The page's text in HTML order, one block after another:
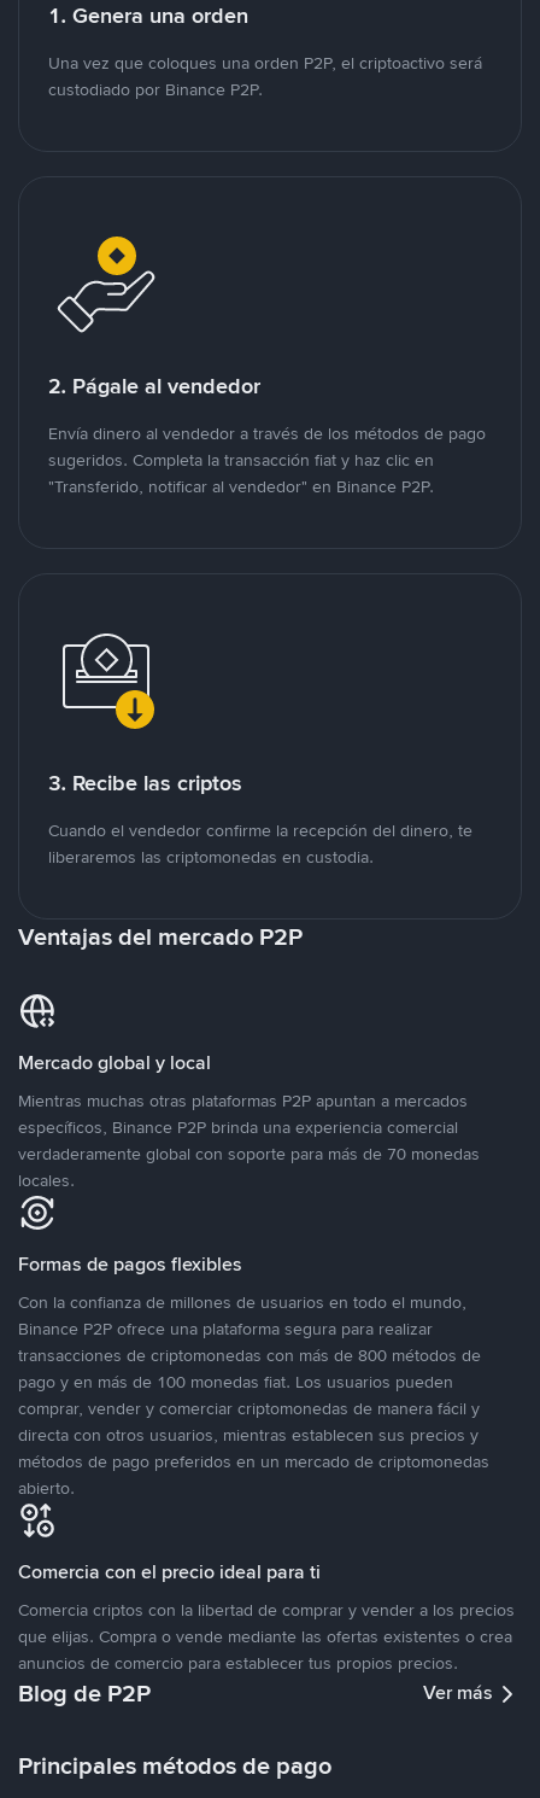
1. Genera una orden
Una vez que coloques una orden P2P, el criptoactivo será
custodiado por Binance P2P.
2. Págale al vendedor
Envía dinero al vendedor a través de los métodos de pago
sugeridos. Completa la transacción fiat y haz clic en
"Transferido, notificar al vendedor" en Binance P2P.
3. Recibe las criptos
Cuando el vendedor confirme la recepción del dinero, te
liberaremos las criptomonedas en custodia.
Ventajas del mercado P2P
Mercado global y local
Mientras muchas otras plataformas P2P apuntan a mercados
específicos, Binance P2P brinda una experiencia comercial
verdaderamente global con soporte para más de 70 monedas
locales.
Formas de pagos flexibles
Con la confianza de millones de usuarios en todo el mundo,
Binance P2P ofrece una plataforma segura para realizar
transacciones de criptomonedas con más de 800 métodos de
pago y en más de 100 monedas fiat. Los usuarios pueden
comprar, vender y comerciar criptomonedas de manera fácil y
directa con otros usuarios, mientras establecen sus precios y
métodos de pago preferidos en un mercado de criptomonedas
abierto.
Comercia con el precio ideal para ti
Comercia criptos con la libertad de comprar y vender a los precios
que elijas. Compra o vende mediante las ofertas existentes o crea
anuncios de comercio para establecer tus propios precios.
Blog de P2P Ver más
Principales métodos de pago